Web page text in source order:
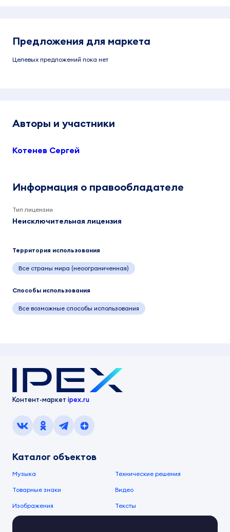
Предложения для маркета
Целевых предложений пока нет
Авторы и участники
Котенев Сергей
Информация о правообладателе
Тип лицензии
Неисключительная лицензия
Территория использования
Все страны мира (неоограниченная)
Способы использования
Все возможные способы использования
Контент-маркет ipex.ru
Каталог объектов
Музыка Технические решения
Товарные знаки Видео
Изображения Тексты
О компании